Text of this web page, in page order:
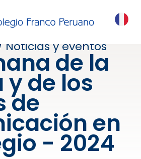
FR
y eventos
de la
y de los
de
en
- 2024